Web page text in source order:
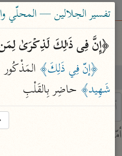
بحث
characters for results.
أمّهات
تفسير الجلالين — المحلّي والسيوطي
﴿إِنَّ فِی ذَ ٰ⁠لِكَ لَذِكۡرَىٰ
﴿إنّ فِي ذَلِكَ﴾ المَذْكُور
شَهِيد﴾ حاضِر بِالقَلْبِ